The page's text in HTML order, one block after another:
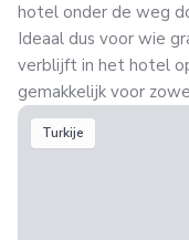
hotel onder de weg
Ideaal dus voor wie
verblijft in het hotel
gemakkelijk voor
Turkije